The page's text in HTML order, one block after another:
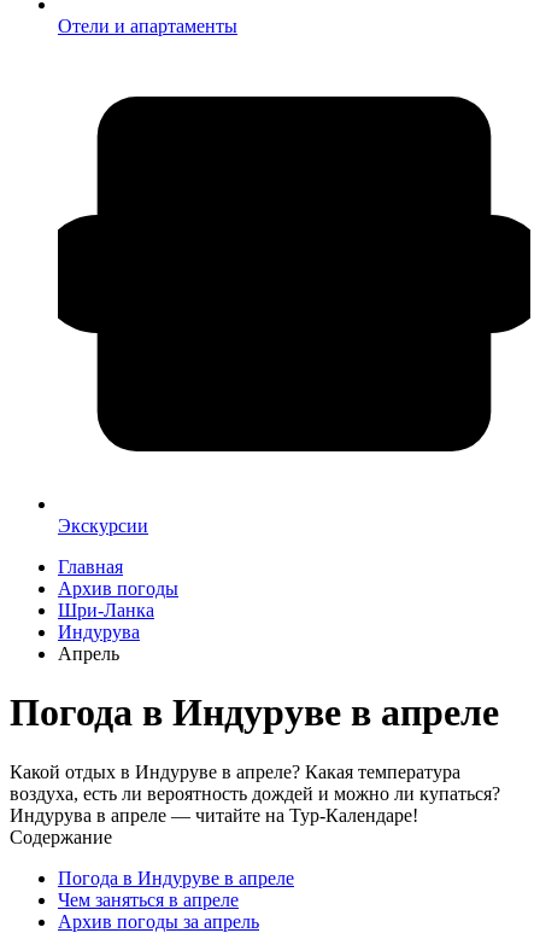
Отели и апартаменты
Экскурсии
Главная
Архив погоды
Шри-Ланка
Индурува
Апрель
Погода в Индуруве в апреле
Какой отдых в Индуруве в апреле? Какая температура
воздуха, есть ли вероятность дождей и можно ли купаться?
Индурува в апреле — читайте на Тур-Календаре!
Содержание
Погода в Индуруве в апреле
Чем заняться в апреле
Архив погоды за апрель